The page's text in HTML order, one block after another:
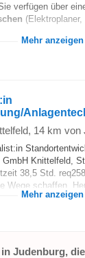
verfügen über
(Elektroplaner,
Mehr anzeigen
, 14 km von
Knittelfeld,
38,5 Std.
Wege schaffen.
Mehr anzeigen
Judenburg,